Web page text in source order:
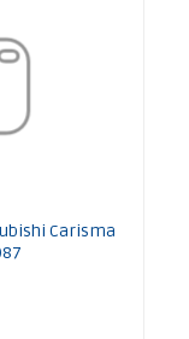
Carisma